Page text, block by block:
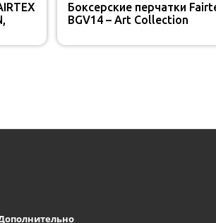
Боксерские перчатки
BGV14 – Art Collection